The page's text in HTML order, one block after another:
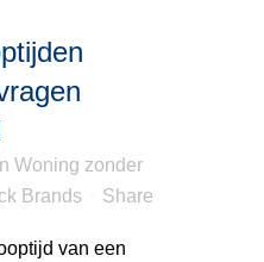
Woning zonder
Brands Share
van een